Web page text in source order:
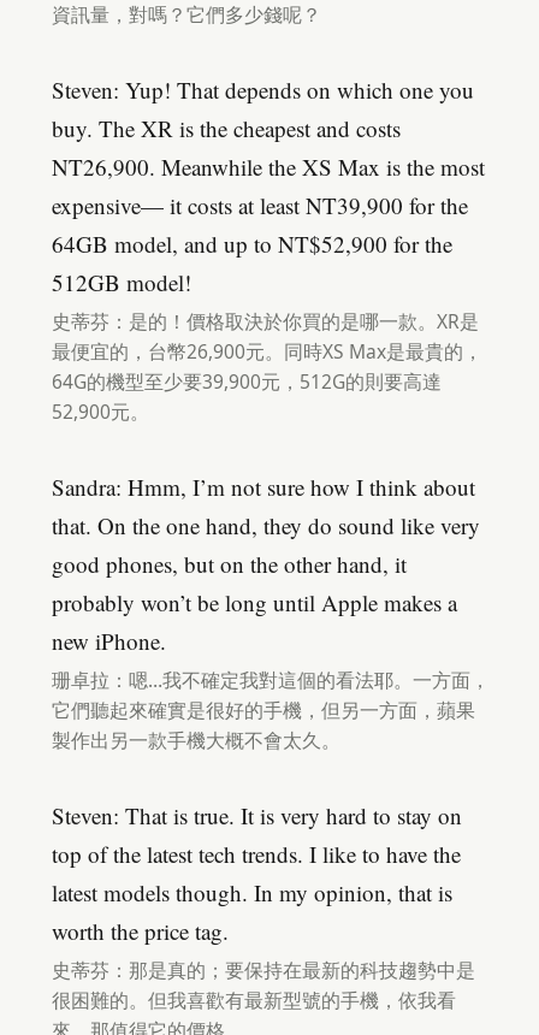
資訊量，對嗎？它們多少錢呢？
Steven: Yup! That depends on which one you
buy. The XR is the cheapest and costs
NT26,900. Meanwhile the XS Max is the most
expensive— it costs at least NT39,900 for the
64GB model, and up to NT$52,900 for the
512GB model!
史蒂芬：是的！價格取決於你買的是哪一款。XR是
最便宜的，台幣26,900元。同時XS Max是最貴的，
64G的機型至少要39,900元，512G的則要高達
52,900元。
Sandra: Hmm, I’m not sure how I think about
that. On the one hand, they do sound like very
good phones, but on the other hand, it
probably won’t be long until Apple makes a
new iPhone.
珊卓拉：嗯…我不確定我對這個的看法耶。一方面，
它們聽起來確實是很好的手機，但另一方面，蘋果
製作出另一款手機大概不會太久。
Steven: That is true. It is very hard to stay on
top of the latest tech trends. I like to have the
latest models though. In my opinion, that is
worth the price tag.
史蒂芬：那是真的；要保持在最新的科技趨勢中是
很困難的。但我喜歡有最新型號的手機，依我看